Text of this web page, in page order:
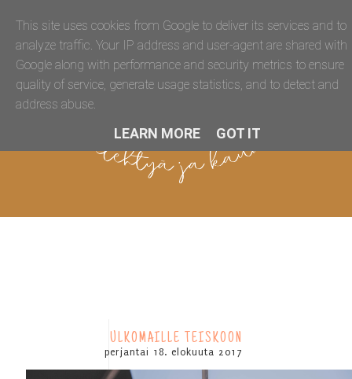
ULKOMAILLE TEISKOON
perjantai 18. elokuuta 2017
This site uses cookies from Google to deliver its services and to
analyze traffic. Your IP address and user-agent are shared with
Google along with performance and security metrics to ensure
quality of service, generate usage statistics, and to detect and
address abuse.
LEARN MORE GOT IT